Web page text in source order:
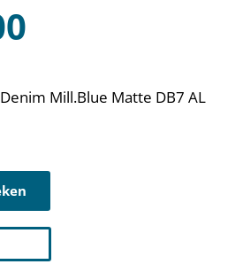
Mill.Blue Matte DB7 AL